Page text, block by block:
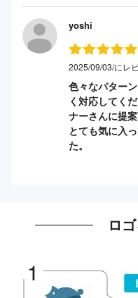
yoshi
2025/09/03/にレ
色々なパター
く対応してく
ナーさんに提
とても気に入
た。
ロ